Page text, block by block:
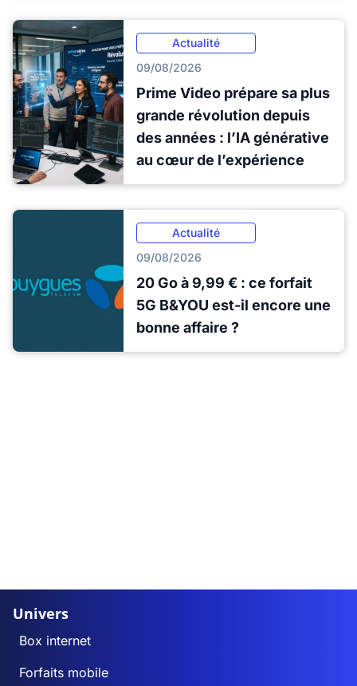
Actualité
09/08/2026
Prime Video prépare sa plus
grande révolution depuis
des années : l’IA générative
au cœur de l’expérience
Actualité
09/08/2026
20 Go à 9,99 € : ce forfait
5G B&YOU est-il encore une
bonne affaire ?
Univers
Box internet
Forfaits mobile